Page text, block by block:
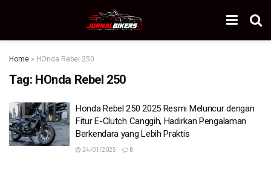
Home » HOnda Rebel 250
Tag: HOnda Rebel 250
Honda Rebel 250 2025 Resmi Meluncur dengan
Fitur E-Clutch Canggih, Hadirkan Pengalaman
Berkendara yang Lebih Praktis
24/01/2025 0